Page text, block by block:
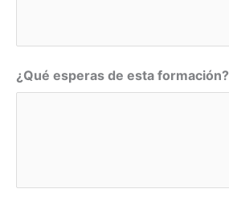
¿Qué esperas de esta formación?